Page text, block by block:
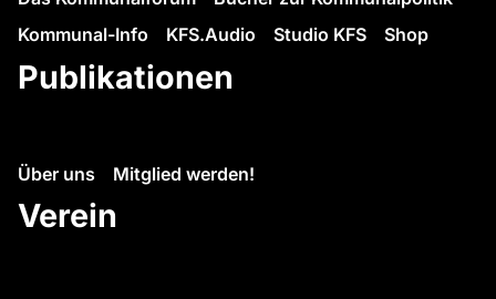
Kommunal-Info
KFS.Audio Studio KFS Shop
Publikationen
Über uns Mitglied werden!
Verein